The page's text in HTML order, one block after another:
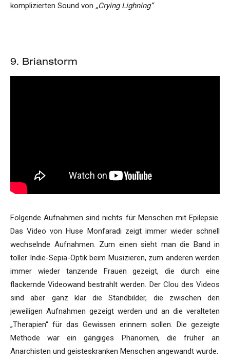
komplizierten Sound von „Crying Lighning“.
9. Brianstorm
Folgende Aufnahmen sind nichts für Menschen mit Epilepsie.
Das Video von Huse Monfaradi zeigt immer wieder schnell
wechselnde Aufnahmen. Zum einen sieht man die Band in
toller Indie-Sepia-Optik beim Musizieren, zum anderen werden
immer wieder tanzende Frauen gezeigt, die durch eine
flackernde Videowand bestrahlt werden. Der Clou des Videos
sind aber ganz klar die Standbilder, die zwischen den
jeweiligen Aufnahmen gezeigt werden und an die veralteten
„Therapien“ für das Gewissen erinnern sollen. Die gezeigte
Methode war ein gängiges Phänomen, die früher an
Anarchisten und geisteskranken Menschen angewandt wurde.